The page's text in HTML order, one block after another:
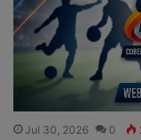
Jul 30, 2026 0